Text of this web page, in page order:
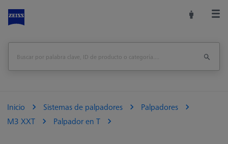
Inicio Sistemas de palpadores
Palpadores
M3 XXT
Palpador en T